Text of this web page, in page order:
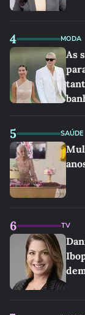
4 MODA
As
5 SAÚDE
6 TV